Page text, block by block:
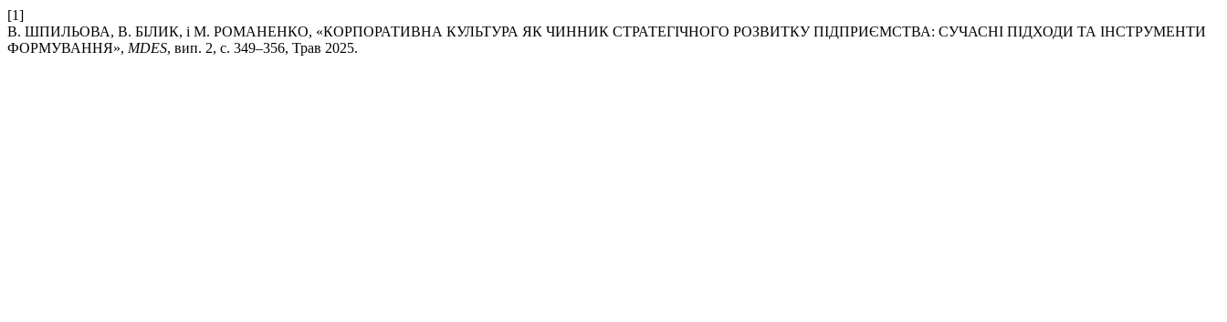
[1]
В. ШПИЛЬОВА, В. БІЛИК, і М. РОМАНЕНКО, «КОРПОРАТИВНА КУЛЬТУРА ЯК ЧИННИК СТРАТЕГІЧНОГО РОЗВИТКУ ПІДПРИЄМСТВА: СУЧАСНІ ПІДХОДИ ТА ІНСТРУМЕНТИ
ФОРМУВАННЯ», MDES, вип. 2, с. 349–356, Трав 2025.